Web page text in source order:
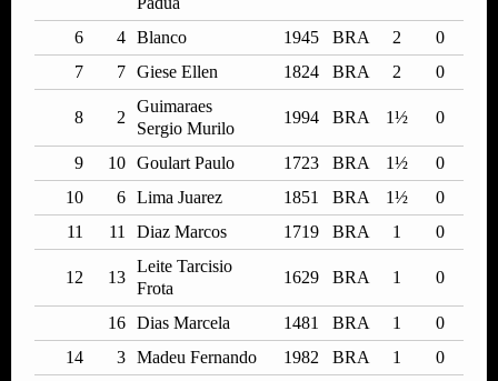
6 4 Blanco 1945 BRA 2
0
7
7 Giese Ellen 1824 BRA 2 0
8 2
Guimaraes
Sergio Murilo
1994 BRA 1½ 0
9 10 Goulart Paulo 1723 BRA 1½
0
10
6 Lima Juarez 1851 BRA 1½
0
11
11 Diaz Marcos 1719 BRA 1 0
12 13
Leite Tarcisio
Frota
1629 BRA 1 0
16 Dias Marcela 1481 BRA 1
0
14
3 Madeu Fernando 1982 BRA 1
0